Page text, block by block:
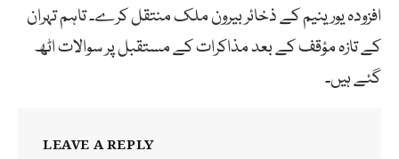
افزودہ یورینیم کے ذخائر بیرون ملک منتقل کرے۔ تاہم تہران
کے تازہ مؤقف کے بعد مذاکرات کے مستقبل پر سوالات اٹھ
گئے ہیں۔
LEAVE A REPLY